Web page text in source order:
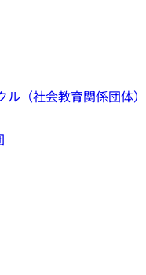
ル（社会教育関係団体）